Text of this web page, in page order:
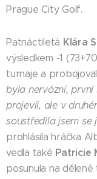
Prague City Golf.
Patnáctiletá Klára
výsledkem -1
turnaje a
byla nervózní,
projevil, ale v
soustředila jsem se
prohlásila hráčka
vedla také Patricie
posunula na